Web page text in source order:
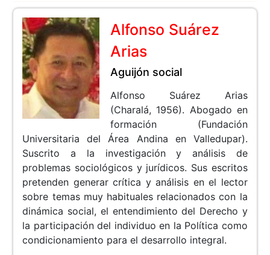
Alfonso Suárez
Arias
Aguijón social
Alfonso Suárez Arias
(Charalá, 1956). Abogado en
formación (Fundación
Universitaria del Área Andina en Valledupar).
Suscrito a la investigación y análisis de
problemas sociológicos y jurídicos. Sus escritos
pretenden generar crítica y análisis en el lector
sobre temas muy habituales relacionados con la
dinámica social, el entendimiento del Derecho y
la participación del individuo en la Política como
condicionamiento para el desarrollo integral.